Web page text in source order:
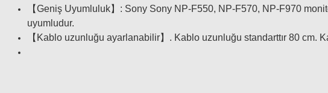
【Geniş Uyumluluk】: Sony Sony NP-F550, NP-F570, NP-F970
uyumludur.
【Kablo uzunluğu ayarlanabilir】. Kablo uzunluğu standarttır 80 cm.